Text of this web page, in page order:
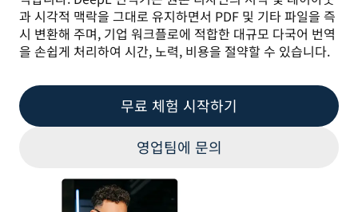
과 시각적 맥락을 그대로 유지하면서 PDF 및 기타 파일을 즉
시 변환해 주며, 기업 워크플로에 적합한 대규모 다국어 번역
을 손쉽게 처리하여 시간, 노력, 비용을 절약할 수 있습니다.
무료 체험 시작하기
영업팀에 문의